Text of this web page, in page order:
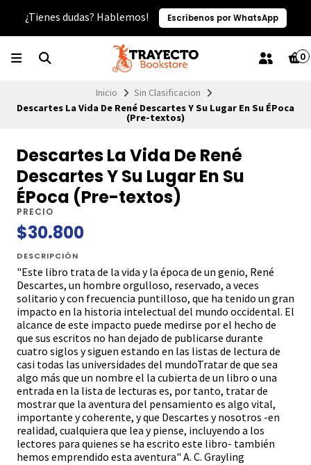
¿Tienes dudas? Hablemos! Escríbenos por WhatsApp
0
Inicio
Sin Clasificacion
Descartes La Vida De René Descartes Y Su Lugar En Su ÉPoca
(Pre-textos)
Descartes La Vida De René
Descartes Y Su Lugar En Su
ÉPoca (Pre-textos)
PRECIO
$30.800
DESCRIPCIÓN
"Este libro trata de la vida y la época de un genio, René
Descartes, un hombre orgulloso, reservado, a veces
solitario y con frecuencia puntilloso, que ha tenido un gran
impacto en la historia intelectual del mundo occidental. El
alcance de este impacto puede medirse por el hecho de
que sus escritos no han dejado de publicarse durante
cuatro siglos y siguen estando en las listas de lectura de
casi todas las universidades del mundoTratar de que sea
algo más que un nombre el la cubierta de un libro o una
entrada en la lista de lecturas es, por tanto, tratar de
mostrar que la aventura del pensamiento es algo vital,
importante y coherente, y que Descartes y nosotros -en
realidad, cualquiera que lea y piense, incluyendo a los
lectores para quienes se ha escrito este libro- también
hemos emprendido esta aventura" A. C. Grayling